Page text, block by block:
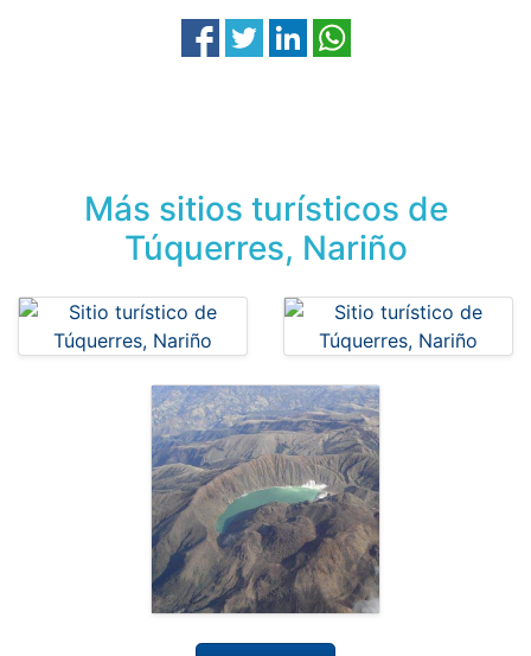
Más sitios turísticos de
Túquerres, Nariño